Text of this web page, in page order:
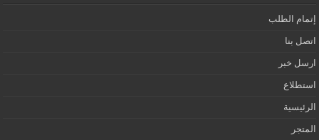
إتمام الطلب
اتصل بنا
ارسل خبر
استطلاع
الرئيسية
المتجر